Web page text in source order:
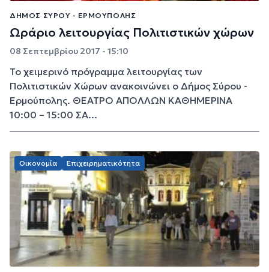
ΔΉΜΟΣ ΣΎΡΟΥ - ΕΡΜΟΎΠΟΛΗΣ
Ωράριο λειτουργίας Πολιτιστικών χώρων
08 Σεπτεμβρίου 2017 - 15:10
Το χειμερινό πρόγραμμα λειτουργίας των
Πολιτιστικών Χώρων ανακοινώνει ο Δήμος Σύρου -
Ερμούπολης. ΘΕΑΤΡΟ ΑΠΟΛΛΩΝ ΚΑΘΗΜΕΡΙΝΑ
10:00 – 15:00 ΣΑ...
Οικονομία Επιχειρηματικότητα